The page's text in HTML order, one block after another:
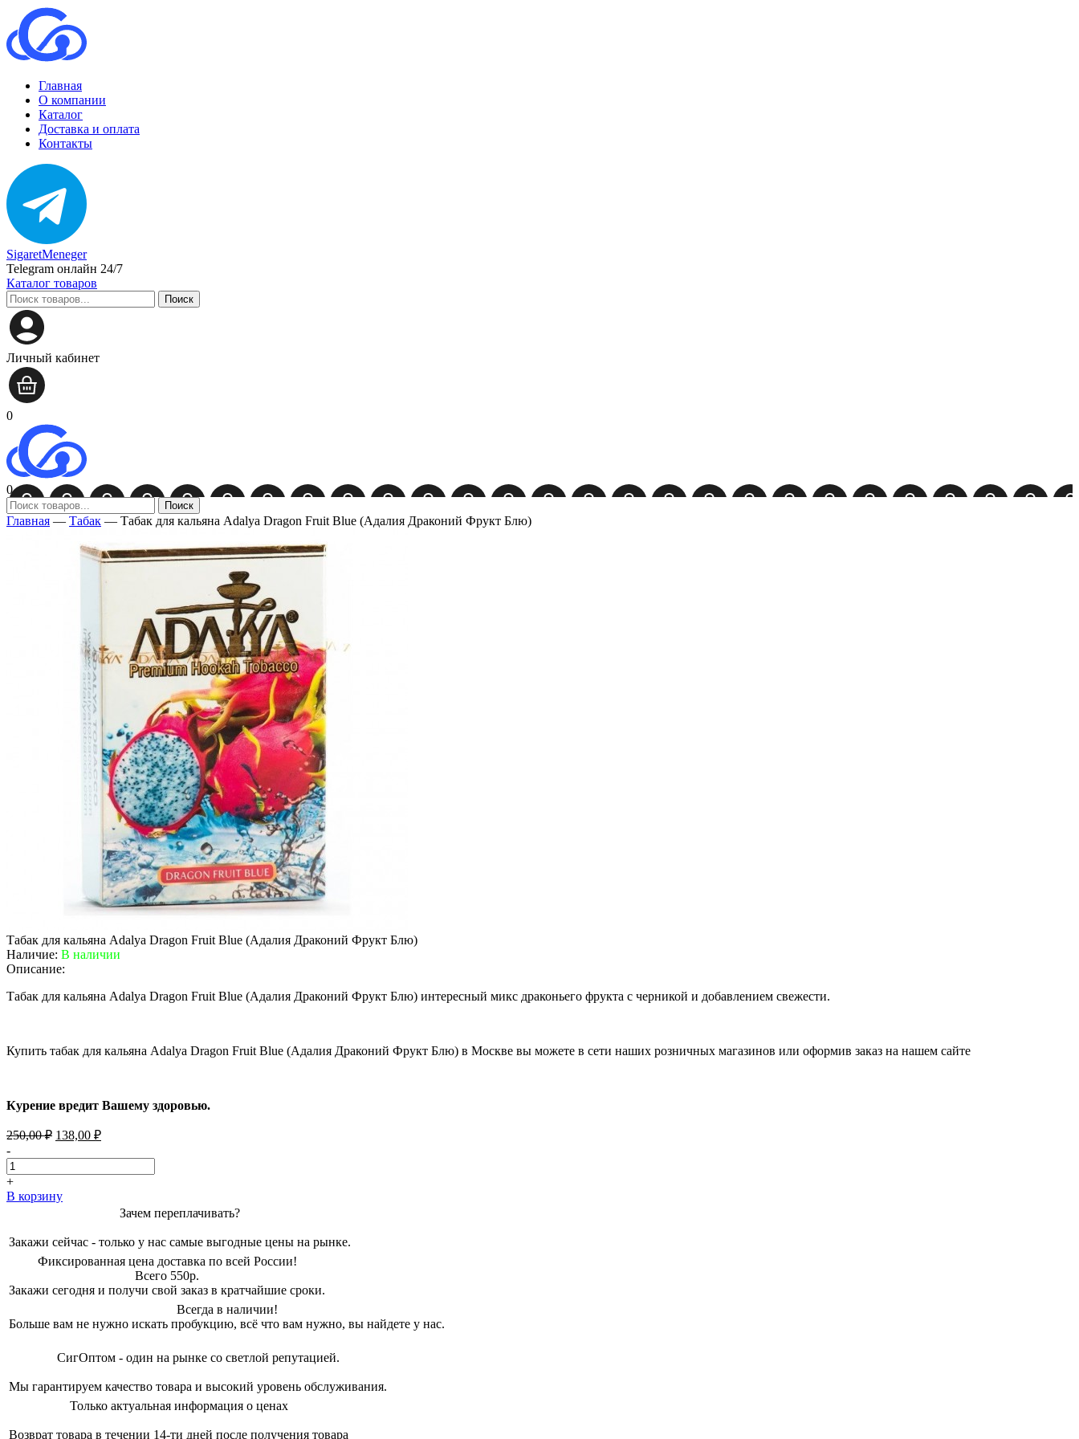
Главная
О компании
Каталог
Доставка и оплата
Контакты
SigaretMeneger
Telegram онлайн 24/7
Каталог товаров
Поиск
Личный кабинет
0
0
Поиск
Главная — Табак — Табак для кальяна Adalya Dragon Fruit Blue (Адалия Драконий Фрукт Блю)
Табак для кальяна Adalya Dragon Fruit Blue (Адалия Драконий Фрукт Блю)
Наличие: В наличии
Описание:
Табак для кальяна Adalya Dragon Fruit Blue (Адалия Драконий Фрукт Блю) интересный микс драконьего фрукта с черникой и добавлением свежести.
Купить табак для кальяна Adalya Dragon Fruit Blue (Адалия Драконий Фрукт Блю) в Москве вы можете в сети наших розничных магазинов или оформив заказ на нашем сайте
Курение вредит Вашему здоровью.
250,00₽ Первоначальная
составляла
250,00 ₽.
138,00 ₽Текущая
138,00 ₽.
-
+
В корзину
Зачем переплачивать?
Закажи сейчас - только у нас самые выгодные цены на рынке.
Фиксированная цена доставка по всей России!
Всего 550р.
Закажи сегодня и получи свой заказ в кратчайшие сроки.
Всегда в наличии!
Больше вам не нужно искать пробукцию, всё что вам нужно, вы найдете у нас.
СигОптом - один на рынке со светлой репутацией.
Мы гарантируем качество товара и высокий уровень обслуживания.
Только актуальная информация о ценах
Возврат товара в течении 14-ти дней после получения товара